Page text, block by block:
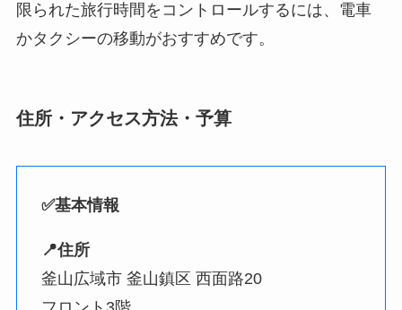
限られた旅行時間をコントロールするには、電車
かタクシーの移動がおすすめです。
住所・アクセス方法・予算
✅️基本情報
📍住所
釜山広域市 釜山鎮区 西面路20